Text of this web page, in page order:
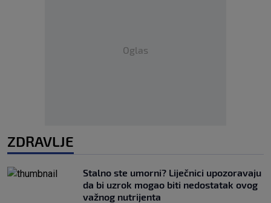
Oglas
ZDRAVLJE
Stalno ste umorni? Liječnici upozoravaju
da bi uzrok mogao biti nedostatak ovog
važnog nutrijenta